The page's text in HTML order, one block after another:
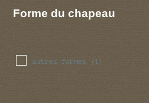
Forme du chapeau
autres formes (1)